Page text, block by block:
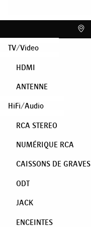
TV/Video
HDMI
ANTENNE
HiFi/Audio
RCA STEREO
NUMÉRIQUE RCA
CAISSONS DE GRAVES
ODT
JACK
ENCEINTES